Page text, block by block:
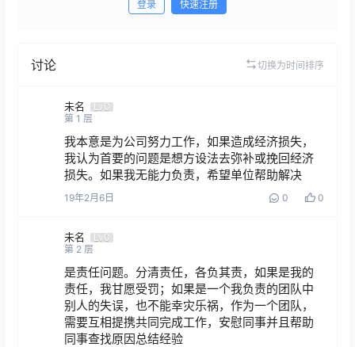
登录 快速注册
讨论 切换为时间排序
未名
Lv0
第 1 层
我本意是为公司努力工作，如果造成经济损失，
我认为首要的问题是想方设法去弥补或挽回经济
损失。如果我无能力负责，希望单位帮助解决
19年2月6日 0 0
未名
Lv0
第 2 层
是责任问题。分清责任，各负其责，如果是我的
责任，我甘愿受罚；如果是一个我负责的团队中
别人的失误，也不能幸灾乐祸，作为一个团队，
需要互相提携共同完成工作，安慰同事并且帮助
同事查找原因总结经验